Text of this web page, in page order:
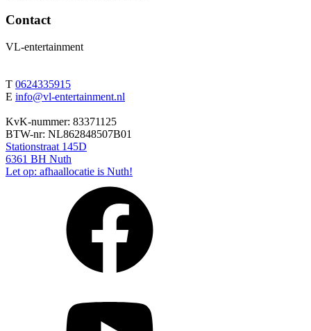
Contact
VL-entertainment
T 0624335915
E info@vl-entertainment.nl
KvK-nummer: 83371125
BTW-nr: NL862848507B01
Stationstraat 145D
6361 BH Nuth
Let op: afhaallocatie is Nuth!